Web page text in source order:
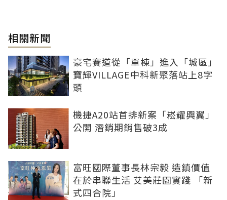
相關新聞
豪宅賽道從「單棟」進入「城區」
寶輝VILLAGE中科新聚落站上8字
頭
機捷A20站首排新案「崧耀興翼」
公開 潛銷期銷售破3成
富旺國際董事長林宗毅 造鎮價值
在於串聯生活 艾美莊園實踐 「新
式四合院」